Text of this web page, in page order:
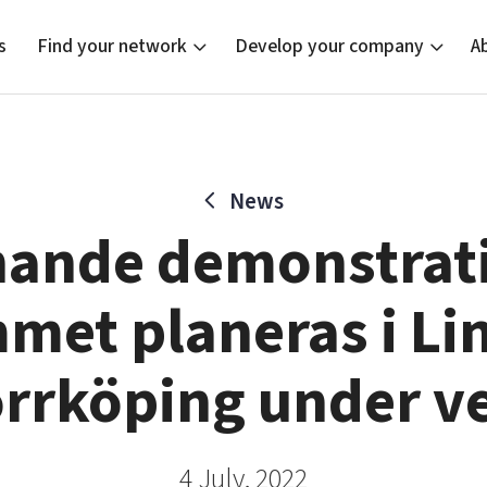
Find your network
East Sweden Tech Women
Reversed mentorship
Develop your company
Upscaling
Talent & skills
Startup & industry collaboration
Offers to boost your business
News
planeras i
under
4 July, 2022